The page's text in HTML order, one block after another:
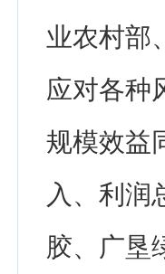
业农村部
应对各种
规模效益
入、利润
胶、广垦